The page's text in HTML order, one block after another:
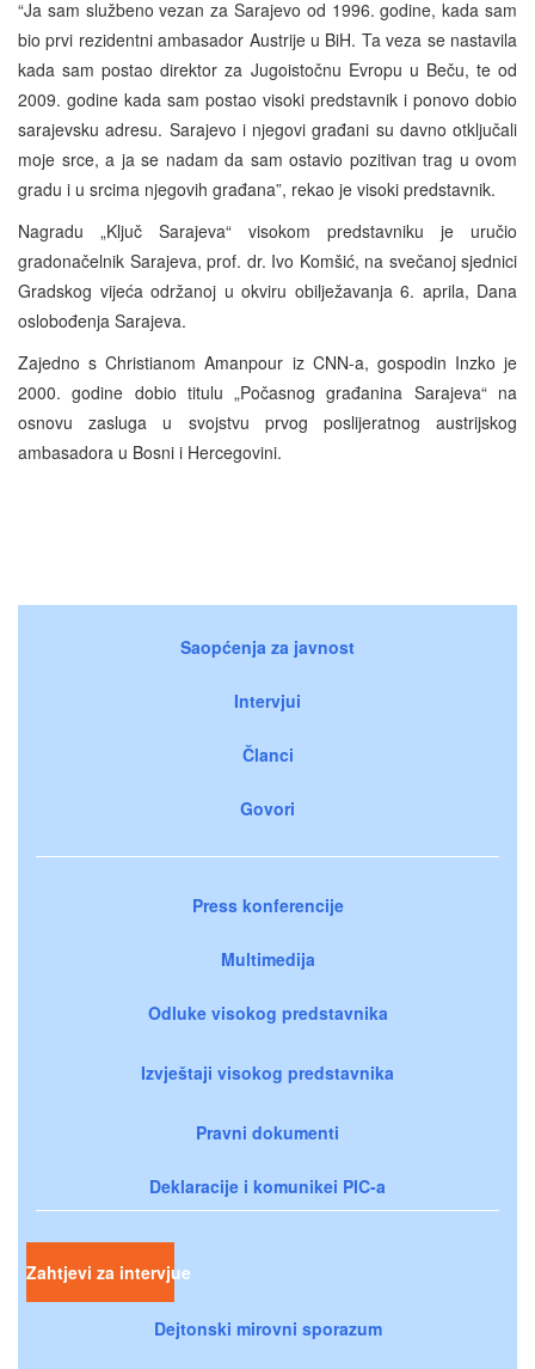
“Ja sam službeno vezan za Sarajevo od 1996. godine, kada sam
bio prvi rezidentni ambasador Austrije u BiH. Ta veza se nastavila
kada sam postao direktor za Jugoistočnu Evropu u Beču, te od
2009. godine kada sam postao visoki predstavnik i ponovo dobio
sarajevsku adresu. Sarajevo i njegovi građani su davno otključali
moje srce, a ja se nadam da sam ostavio pozitivan trag u ovom
gradu i u srcima njegovih građana”, rekao je visoki predstavnik.
Nagradu „Ključ Sarajeva“ visokom predstavniku je uručio
gradonačelnik Sarajeva, prof. dr. Ivo Komšić, na svečanoj sjednici
Gradskog vijeća održanoj u okviru obilježavanja 6. aprila, Dana
oslobođenja Sarajeva.
Zajedno s Christianom Amanpour iz CNN-a, gospodin Inzko je
2000. godine dobio titulu „Počasnog građanina Sarajeva“ na
osnovu zasluga u svojstvu prvog poslijeratnog austrijskog
ambasadora u Bosni i Hercegovini.
Saopćenja za javnost
Intervjui
Članci
Govori
Press konferencije
Multimedija
Odluke visokog predstavnika
Izvještaji visokog predstavnika
Pravni dokumenti
Deklaracije i komunikei PIC-a
Zahtjevi za intervjue
Dejtonski mirovni sporazum